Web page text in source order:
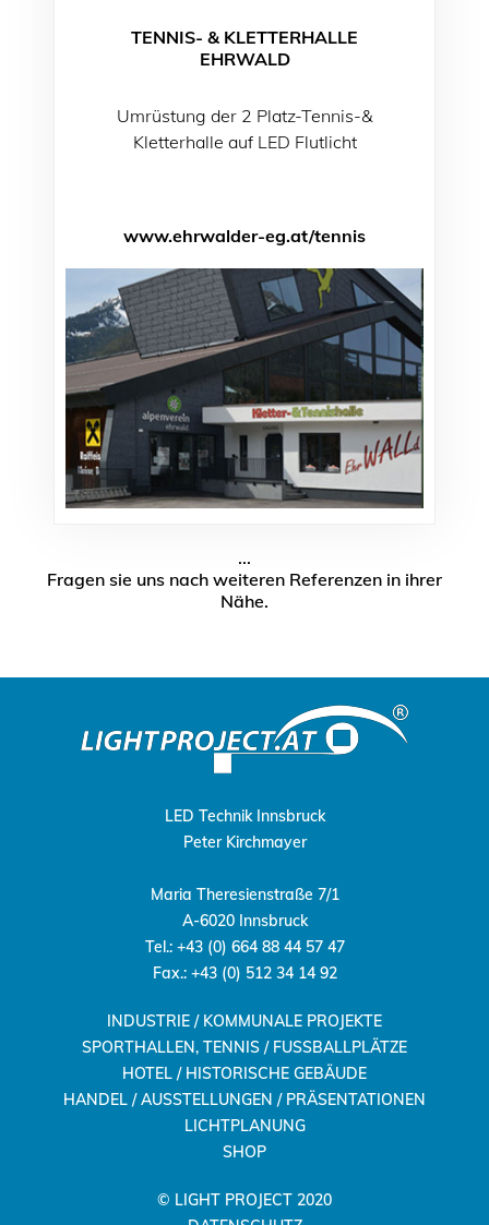
TENNIS- & KLETTERHALLE
EHRWALD
Umrüstung der 2 Platz-Tennis-&
Kletterhalle auf LED Flutlicht
www.ehrwalder-eg.at/tennis
...
Fragen sie uns nach weiteren Referenzen in ihrer
Nähe.
LED Technik Innsbruck
Peter Kirchmayer
Maria Theresienstraße 7/1
A-6020 Innsbruck
Tel.: +43 (0) 664 88 44 57 47
Fax.: +43 (0) 512 34 14 92
INDUSTRIE / KOMMUNALE PROJEKTE
SPORTHALLEN, TENNIS / FUSSBALLPLÄTZE
HOTEL / HISTORISCHE GEBÄUDE
HANDEL / AUSSTELLUNGEN / PRÄSENTATIONEN
LICHTPLANUNG
SHOP
© LIGHT PROJECT 2020